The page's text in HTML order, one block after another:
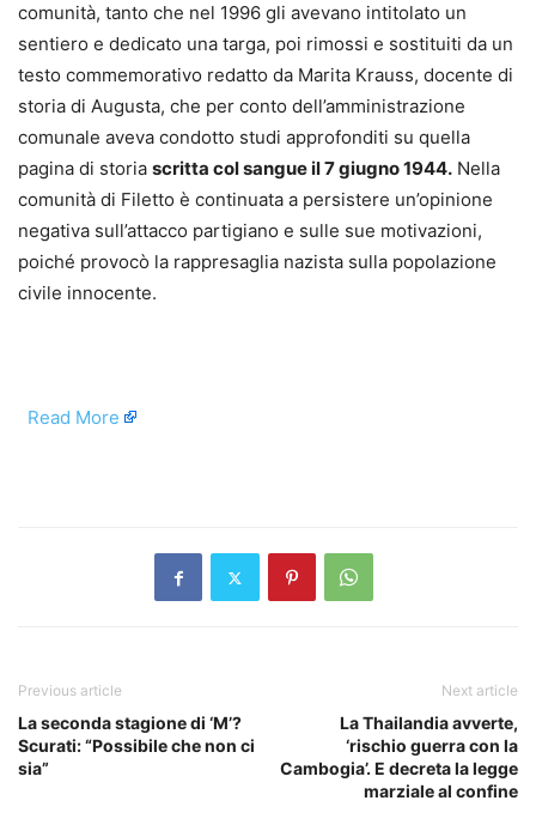
comunità, tanto che nel 1996 gli avevano intitolato un
sentiero e dedicato una targa, poi rimossi e sostituiti da un
testo commemorativo redatto da Marita Krauss, docente di
storia di Augusta, che per conto dell’amministrazione
comunale aveva condotto studi approfonditi su quella
pagina di storia scritta col sangue il 7 giugno 1944. Nella
comunità di Filetto è continuata a persistere un’opinione
negativa sull’attacco partigiano e sulle sue motivazioni,
poiché provocò la rappresaglia nazista sulla popolazione
civile innocente.
Read More
Previous article
La seconda stagione di ‘M’?
Scurati: “Possibile che non ci
sia”
Next article
La Thailandia avverte,
‘rischio guerra con la
Cambogia’. E decreta la legge
marziale al confine